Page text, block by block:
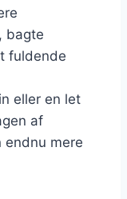
bagte
fuldende
eller en let
af
endnu mere